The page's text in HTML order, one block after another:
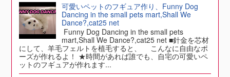
可愛いペットのフギュア作り、Funny Dog
Dancing in the small pets mart,Shall We
Dance?,cat25 net
Funny Dog Dancing in the small pets
mart,Shall We Dance?,cat25 net ■針金を芯材
にして、羊毛フェルトを植毛すると、 こんなに自由なポ
ーズが作れるよ！ ★時間があれば誰でも、自宅の可愛いペ
ットのフギュアが作れます...